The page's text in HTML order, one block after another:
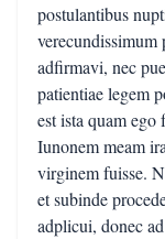
postulantibus
verecundissimum
adfirmavi, nec
patientiae legem
est ista quam
Iunonem meam
virginem fuisse.
et subinde
adplicui, donec